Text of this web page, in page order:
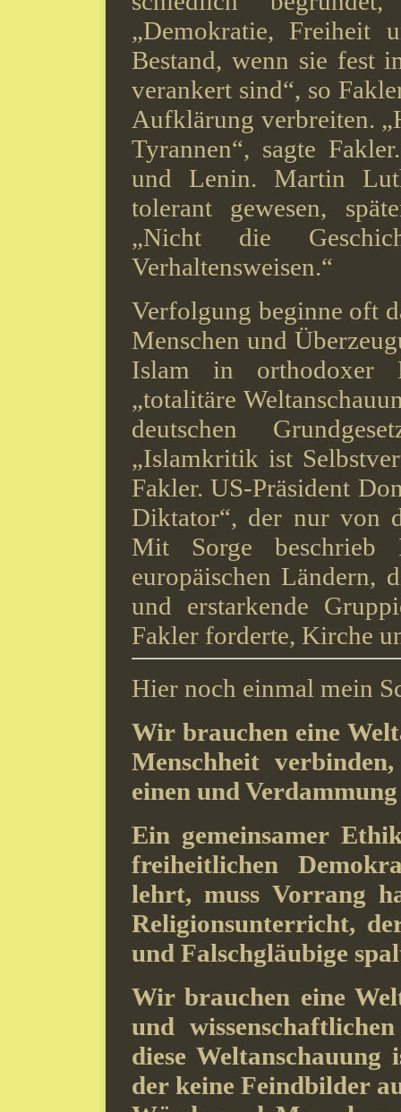
„Demokratie, Frei­heit
Bestand, wenn sie fest
veran­kert sind“, so
Aufklärung ver­breiten.
Tyrannen“, sagte
und Lenin. Martin
tolerant gewesen,
„Nicht die
Verhaltensweisen.“
Verfolgung beginne oft
Men­schen und
Islam in or­thodoxer
„totalitäre
deut­schen
„Islamkritik ist
Fakler. US-Präsident
Diktator“, der nur von
Mit Sorge beschrieb
europäischen Ländern,
und erstarkende
Fakler for­derte, Kirche
Hier noch einmal mein
Wir brauchen eine
Menschheit
einen und
Ein gemeinsamer
freiheitlichen
lehrt, muss Vorrang
Religionsunterricht,
und Falschgläubige
Wir brauchen eine
und
diese
der keine Feindbilder